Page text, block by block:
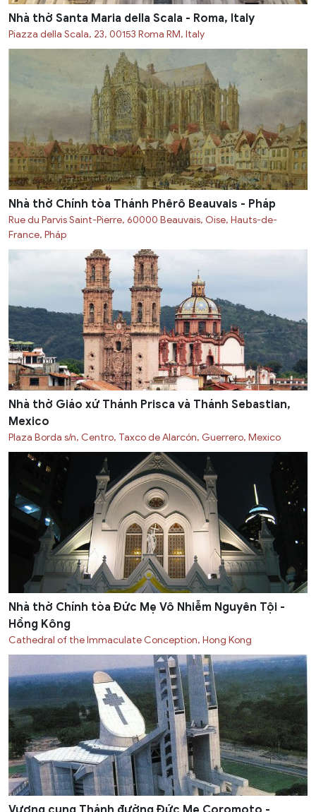
Nhà thờ Santa Maria della Scala - Roma, Italy
Piazza della Scala, 23, 00153 Roma RM, Italy
Nhà thờ Chính tòa Thánh Phêrô Beauvais - Pháp
Rue du Parvis Saint-Pierre, 60000 Beauvais, Oise, Hauts-de-
France, Pháp
Nhà thờ Giáo xứ Thánh Prisca và Thánh Sebastian,
Mexico
Plaza Borda s/n, Centro, Taxco de Alarcón, Guerrero, Mexico
Nhà thờ Chính tòa Đức Mẹ Vô Nhiễm Nguyên Tội -
Hồng Kông
Cathedral of the Immaculate Conception, Hong Kong